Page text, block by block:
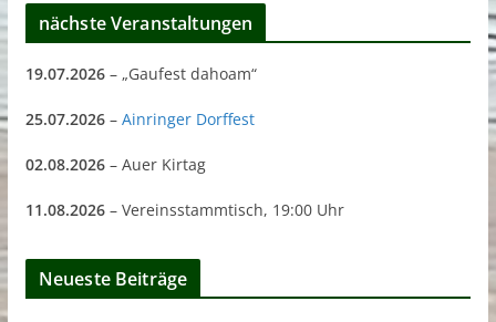
nächste Veranstaltungen
19.07.2026– „Gaufest dahoam“
25.07.2026– Ainringer Dorffest
02.08.2026– Auer Kirtag
11.08.2026– Vereinsstammtisch, 19:00 Uhr
Neueste Beiträge